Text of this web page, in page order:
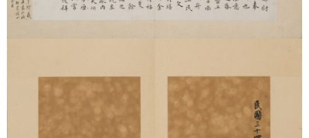
英、孔尚任、查莹、孔广陶等递藏，又有李宗瀚、沈尹默等名家
可参见
《李思训碑》全称《唐故云麾将军右武卫大将军赠秦州都督彭国